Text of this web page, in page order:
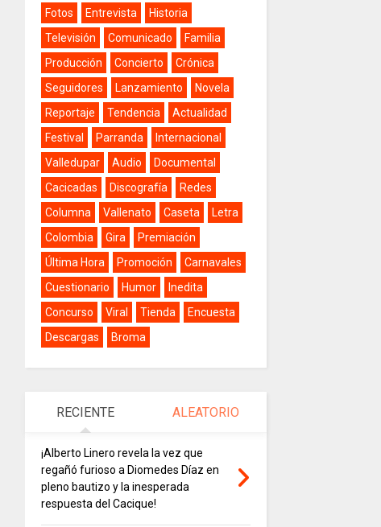
Fotos
Entrevista
Historia
Televisión
Comunicado
Familia
Producción
Concierto
Crónica
Seguidores
Lanzamiento
Novela
Reportaje
Tendencia
Actualidad
Festival
Parranda
Internacional
Valledupar
Audio
Documental
Cacicadas
Discografía
Redes
Columna
Vallenato Caseta
Letra
Colombia
Gira
Premiación
Última Hora
Promoción
Carnavales
Cuestionario
Humor
Inedita
Concurso
Viral Tienda
Encuesta
Descargas
Broma
RECIENTE ALEATORIO
¡Alberto Linero revela la vez que
regañó furioso a Diomedes Díaz en
pleno bautizo y la inesperada
respuesta del Cacique!